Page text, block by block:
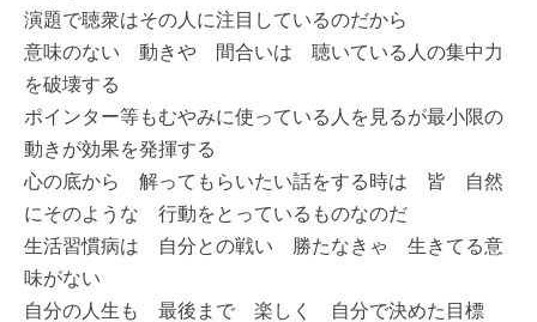
演題で聴衆はその人に注目しているのだから
意味のない 動きや 間合いは 聴いている人の集中力
を破壊する
ポインター等もむやみに使っている人を見るが最小限の
動きが効果を発揮する
心の底から 解ってもらいたい話をする時は 皆 自然
にそのような 行動をとっているものなのだ
生活習慣病は 自分との戦い 勝たなきゃ 生きてる意
味がない
自分の人生も 最後まで 楽しく 自分で決めた目標